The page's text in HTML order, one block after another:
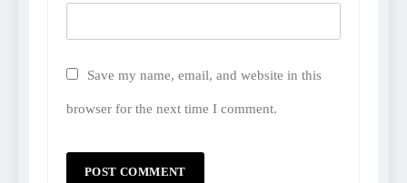
Save my name, email, and website in this
browser for the next time I comment.